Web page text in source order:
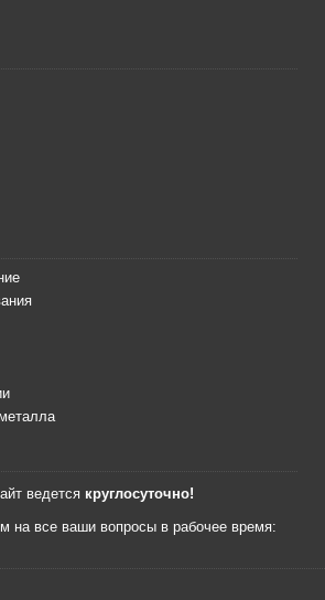
ведется круглосуточно!
на все ваши вопросы в рабочее время: